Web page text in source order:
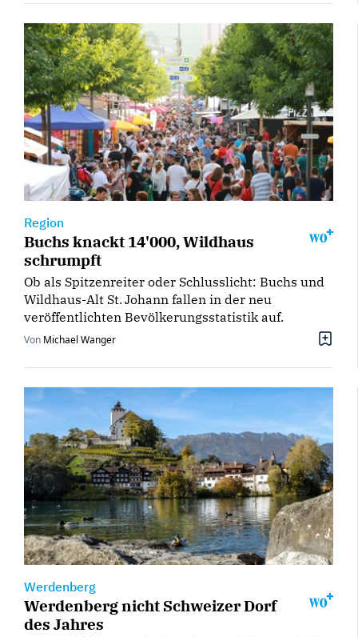
Region
Buchs knackt 14'000, Wildhaus
schrumpft
Ob als Spitzenreiter oder Schlusslicht: Buchs und
Wildhaus-Alt St. Johann fallen in der neu
veröffentlichten Bevölkerungsstatistik auf.
Von Michael Wanger
Werdenberg
Werdenberg nicht Schweizer Dorf
des Jahres